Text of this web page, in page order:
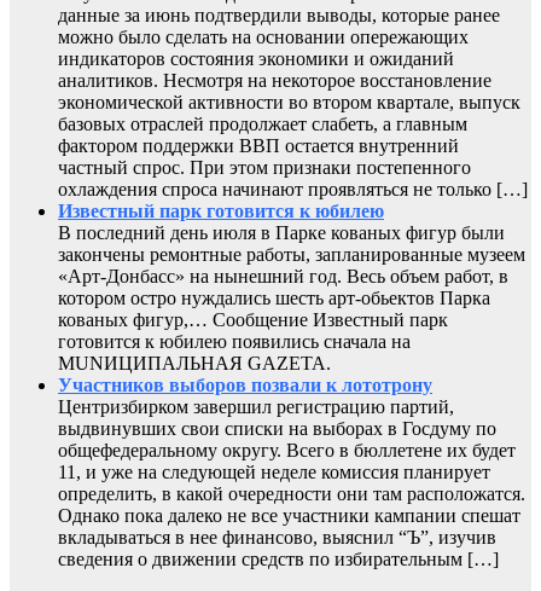
данные за июнь подтвердили выводы, которые ранее
можно было сделать на основании опережающих
индикаторов состояния экономики и ожиданий
аналитиков. Несмотря на некоторое восстановление
экономической активности во втором квартале, выпуск
базовых отраслей продолжает слабеть, а главным
фактором поддержки ВВП остается внутренний
частный спрос. При этом признаки постепенного
охлаждения спроса начинают проявляться не только […]
Известный парк готовится к юбилею
В последний день июля в Парке кованых фигур были
закончены ремонтные работы, запланированные музеем
«Арт-Донбасс» на нынешний год. Весь объем работ, в
котором остро нуждались шесть арт-обьектов Парка
кованых фигур,… Сообщение Известный парк
готовится к юбилею появились сначала на
MUNИЦИПАЛЬНАЯ GAZЕТА.
Участников выборов позвали к лототрону
Центризбирком завершил регистрацию партий,
выдвинувших свои списки на выборах в Госдуму по
общефедеральному округу. Всего в бюллетене их будет
11, и уже на следующей неделе комиссия планирует
определить, в какой очередности они там расположатся.
Однако пока далеко не все участники кампании спешат
вкладываться в нее финансово, выяснил “Ъ”, изучив
сведения о движении средств по избирательным […]